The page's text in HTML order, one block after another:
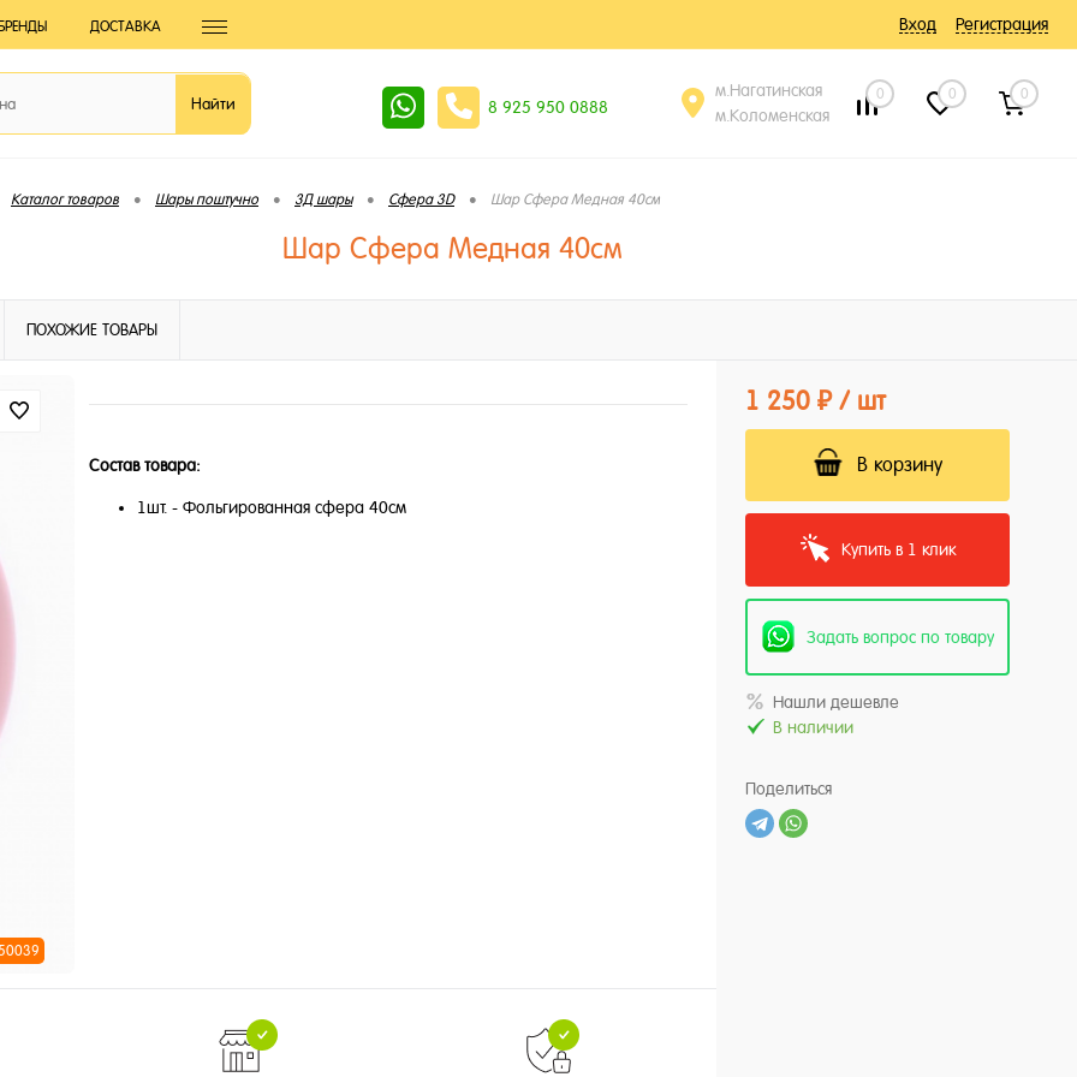
ДОСТАВКА Вход Регистрация
8 925 950 0888
м.Нагатинская
м.Коломенская
0 0 0
Каталог товаров • Шары поштучно • 3Д шары • Сфера 3D • Шар Сфера Медная 40см
Шар Сфера Медная 40см
ПОХОЖИЕ ТОВАРЫ
Состав товара:
1шт. - Фольгированная сфера 40см
1 250 ₽ / шт
В корзину
Купить в 1 клик
Задать вопрос по товару
Нашли дешевле
В наличии
Поделиться